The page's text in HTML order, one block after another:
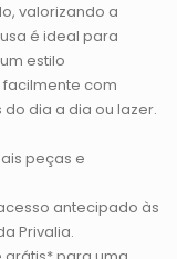
valorizando a
é ideal para
estilo
com
dia a dia ou lazer.
peças e
antecipado às
Privalia.